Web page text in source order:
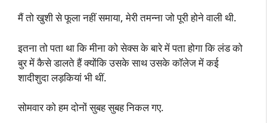
मैं तो खुशी से फूला नहीं समाया, मेरी तमन्ना जो पूरी होने वाली थी.
इतना तो पता था कि मीना को सेक्स के बारे में पता होगा कि लंड को
बुर में कैसे डालते हैं क्योंकि उसके साथ उसके कॉलेज में कई
शादीशुदा लड़कियां भी थीं.
सोमवार को हम दोनों सुबह सुबह निकल गए.